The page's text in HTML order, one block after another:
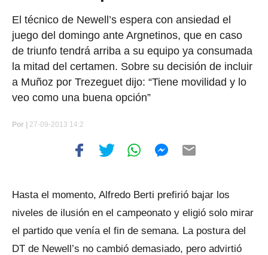
El técnico de Newell’s espera con ansiedad el
juego del domingo ante Argnetinos, que en caso
de triunfo tendrá arriba a su equipo ya consumada
la mitad del certamen. Sobre su decisión de incluir
a Muñoz por Trezeguet dijo: “Tiene movilidad y lo
veo como una buena opción”
Por 27-09-2013 14:2
Hasta el momento, Alfredo Berti prefirió bajar los
niveles de ilusión en el campeonato y eligió solo mirar
el partido que venía el fin de semana. La postura del
DT de Newell’s no cambió demasiado, pero advirtió